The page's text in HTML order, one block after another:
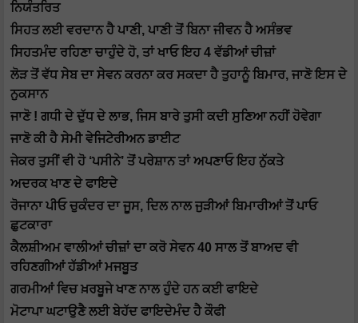
ਨਿਯੰਤਰਿਤ
ਸਿਹਤ ਲਈ ਵਰਦਾਨ ਹੈ ਪਾਣੀ, ਪਾਣੀ ਤੋਂ ਬਿਨਾ ਜੀਵਨ ਹੈ ਅਸੰਭਵ
ਸਿਹਤਮੰਦ ਰਹਿਣਾ ਚਾਹੁੰਦੇ ਹੋ, ਤਾਂ ਖਾਓ ਇਹ 4 ਵੱਡੀਆਂ ਚੀਜ਼ਾਂ
ਲੋੜ ਤੋਂ ਵੱਧ ਸੇਬ ਦਾ ਸੇਵਨ ਕਰਨਾ ਕਰ ਸਕਦਾ ਹੈ ਤੁਹਾਨੂੰ ਬਿਮਾਰ, ਜਾਣੋ ਇਸ ਦੇ
ਨੁਕਸਾਨ
ਜਾਣੋ ! ਗਧੀ ਦੇ ਦੁੱਧ ਦੇ ਲਾਭ, ਜਿਸ ਬਾਰੇ ਤੁਸੀ ਕਦੀ ਸੁਣਿਆ ਨਹੀਂ ਹੋਵੇਗਾ
ਜਾਣੋ ਕੀ ਹੈ ਸੇਮੀ ਵੇਜਿਟੇਰੀਅਨ ਡਾਈਟ
ਜੇਕਰ ਤੁਸੀਂ ਵੀ ਹੋ ‘ਪਸੀਨੇ’ ਤੋਂ ਪਰੇਸ਼ਾਨ ਤਾਂ ਅਪਣਾਓ ਇਹ ਨੁੱਕਤੇ
ਅਦਰਕ ਖਾਣ ਦੇ ਫਾਇਦੇ
ਰੋਜਾਨਾ ਪੀਓ ਚੁਕੰਦਰ ਦਾ ਜੂਸ, ਦਿਲ ਨਾਲ ਜੁੜੀਆਂ ਬਿਮਾਰੀਆਂ ਤੋਂ ਪਾਓ
ਛੁਟਕਾਰਾ
ਕੈਲਸ਼ੀਅਮ ਵਾਲੀਆਂ ਚੀਜ਼ਾਂ ਦਾ ਕਰੋ ਸੇਵਨ 40 ਸਾਲ ਤੋਂ ਬਾਅਦ ਵੀ
ਰਹਿਣਗੀਆਂ ਹੱਡੀਆਂ ਮਜਬੂਤ
ਗਰਮੀਆਂ ਵਿਚ ਖ਼ਰਬੂਜੇ ਖਾਣ ਨਾਲ ਹੁੰਦੇ ਹਨ ਕਈ ਫਾਇਦੇ
ਮੋਟਾਪਾ ਘਟਾਉਣੈ ਲਈ ਬੇਹੱਦ ਫਾਇਦੇਮੰਦ ਹੈ ਕੌਫੀ